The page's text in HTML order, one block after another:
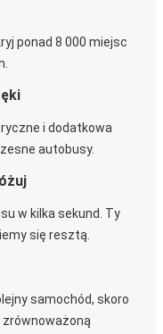
ponad 8 000 miejsc
i dodatkowa
autobusy.
w kilka sekund. Ty
się resztą.
samochód, skoro